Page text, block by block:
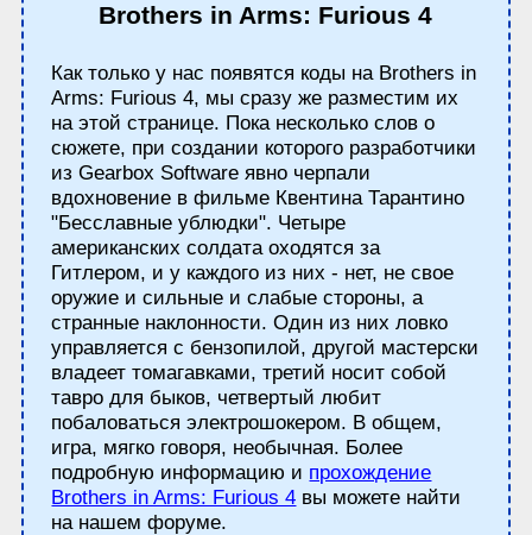
Brothers in Arms: Furious 4
Как только у нас появятся коды на Brothers in
Arms: Furious 4, мы сразу же разместим их
на этой странице. Пока несколько слов о
сюжете, при создании которого разработчики
из Gearbox Software явно черпали
вдохновение в фильме Квентина Тарантино
"Бесславные ублюдки". Четыре
американских солдата оходятся за
Гитлером, и у каждого из них - нет, не свое
оружие и сильные и слабые стороны, а
странные наклонности. Один из них ловко
управляется с бензопилой, другой мастерски
владеет томагавками, третий носит собой
тавро для быков, четвертый любит
побаловаться электрошокером. В общем,
игра, мягко говоря, необычная. Более
подробную информацию и прохождение
Brothers in Arms: Furious 4 вы можете найти
на нашем форуме.